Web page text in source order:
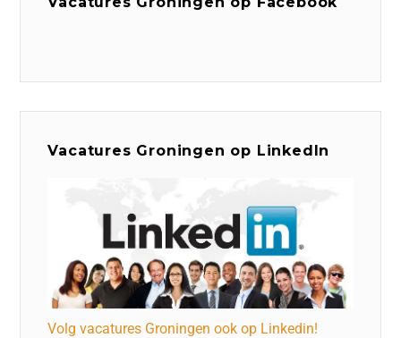
Vacatures Groningen op LinkedIn
Volg vacatures Groningen ook op Linkedin!